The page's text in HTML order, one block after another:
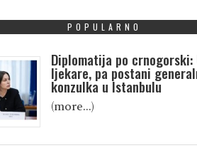
POPULARNO
Diplomatija po
ljekare, pa postani
konzulka u Istanbulu
(more…)